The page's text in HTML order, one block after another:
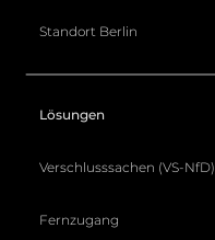
Standort Berlin
Lösungen
Verschlusssachen (VS-NfD)
Fernzugang